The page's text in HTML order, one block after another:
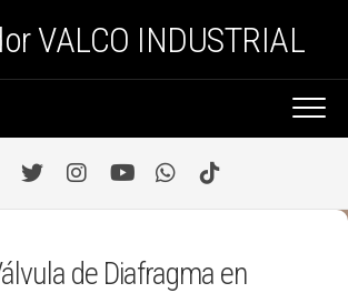
VALCO INDUSTRIAL
de Diafragma en